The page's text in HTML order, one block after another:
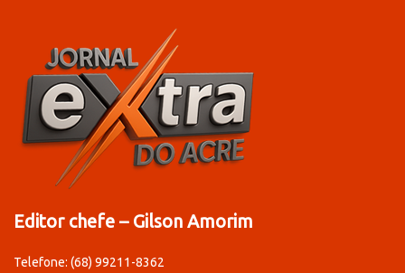
Editor chefe – Gilson Amorim
Telefone: (68) 99211-8362